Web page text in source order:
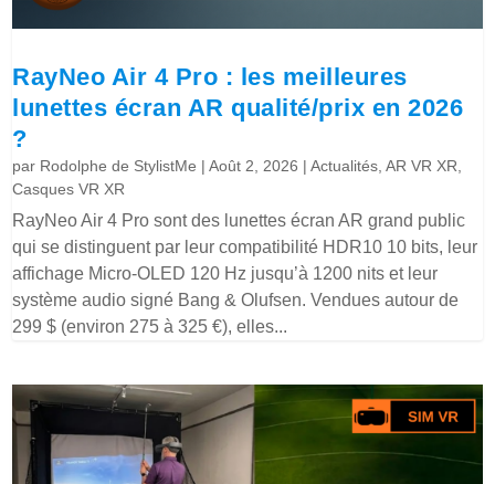
RayNeo Air 4 Pro : les meilleures
lunettes écran AR qualité/prix en 2026
?
par Rodolphe de StylistMe |Août 2, 2026 |Actualités ,AR VR XR
Casques VR XR
RayNeo Air 4 Pro sont des lunettes écran AR grand public
qui se distinguent par leur compatibilité HDR10 10 bits, leur
affichage Micro-OLED 120 Hz jusqu’à 1200 nits et leur
système audio signé Bang & Olufsen. Vendues autour de
299 $ (environ 275 à 325 €), elles...